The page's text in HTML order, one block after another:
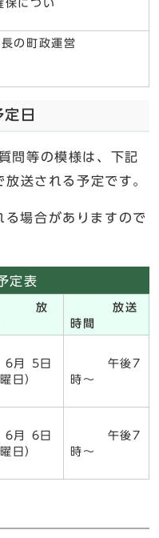
保につい
の町政運営
日
問等の模様は、下記
送される予定です。
る場合がありますので
定表
放送
時間
5日
曜日）
午後7
時～
6日
日）
午後7
時～